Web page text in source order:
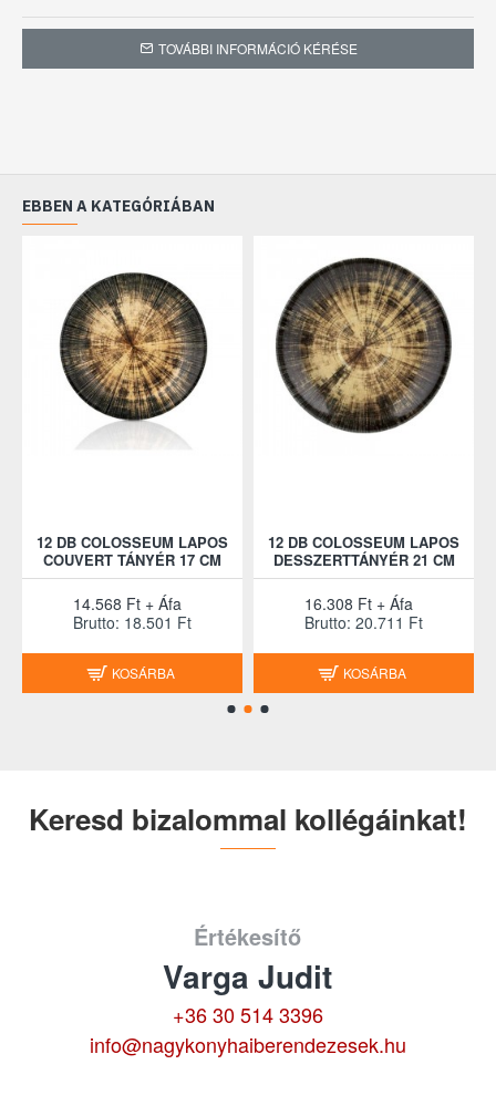
TOVÁBBI INFORMÁCIÓ KÉRÉSE
EBBEN A KATEGÓRIÁBAN
12 DB COLOSSEUM LAPOS
COUVERT TÁNYÉR 17 CM
14.568 Ft + Áfa
Brutto: 18.501 Ft
KOSÁRBA
12 DB COLOSSEUM LAPOS
DESSZERTTÁNYÉR 21 CM
16.308 Ft + Áfa
Brutto: 20.711 Ft
KOSÁRBA
Keresd bizalommal kollégáinkat!
Értékesítő
Varga Judit
+36 30 514 3396
info@nagykonyhaiberendezesek.hu